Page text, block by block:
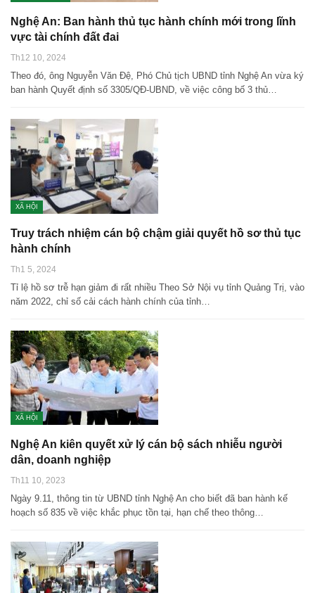
Nghệ An: Ban hành thủ tục hành chính mới trong lĩnh
vực tài chính đất đai
Th12 10, 2024
Theo đó, ông Nguyễn Văn Đệ, Phó Chủ tịch UBND tỉnh Nghệ An vừa ký
ban hành Quyết định số 3305/QĐ-UBND, về việc công bố 3 thủ…
XÃ HỘI
Truy trách nhiệm cán bộ chậm giải quyết hồ sơ thủ tục
hành chính
Th1 5, 2024
Tỉ lệ hồ sơ trễ hạn giảm đi rất nhiều Theo Sở Nội vụ tỉnh Quảng Trị, vào
năm 2022, chỉ số cải cách hành chính của tỉnh…
XÃ HỘI
Nghệ An kiên quyết xử lý cán bộ sách nhiễu người
dân, doanh nghiệp
Th11 10, 2023
Ngày 9.11, thông tin từ UBND tỉnh Nghệ An cho biết đã ban hành kế
hoạch số 835 về việc khắc phục tồn tại, hạn chế theo thông…